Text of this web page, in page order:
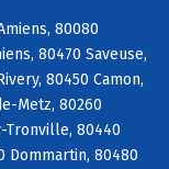
80080
80470 Saveuse,
80450 Camon,
Metz, 80260
80440
Dommartin, 80480